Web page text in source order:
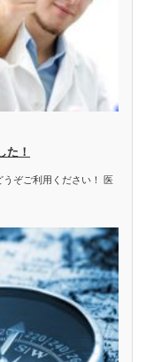
た！
ぞご利用ください！ 医